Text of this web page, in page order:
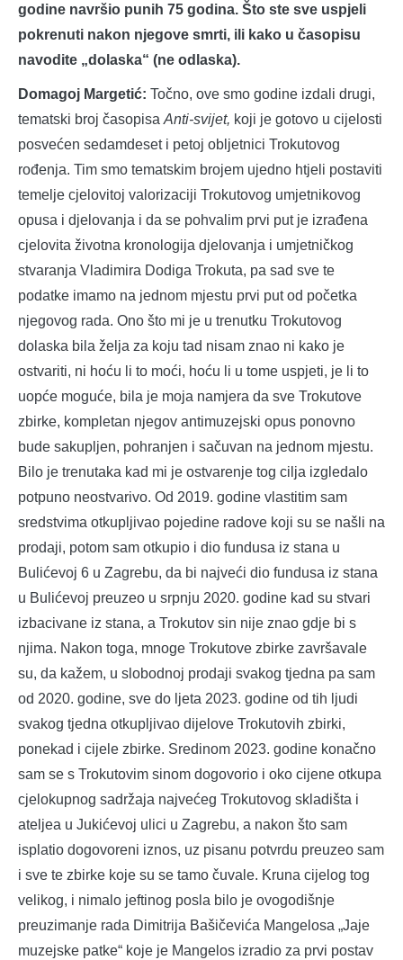
godine navršio punih 75 godina. Što ste sve uspjeli
pokrenuti nakon njegove smrti, ili kako u časopisu
navodite „dolaska“ (ne odlaska).
Domagoj Margetić: Točno, ove smo godine izdali drugi,
tematski broj časopisa Anti-svijet, koji je gotovo u cijelosti
posvećen sedamdeset i petoj obljetnici Trokutovog
rođenja. Tim smo tematskim brojem ujedno htjeli postaviti
temelje cjelovitoj valorizaciji Trokutovog umjetnikovog
opusa i djelovanja i da se pohvalim prvi put je izrađena
cjelovita životna kronologija djelovanja i umjetničkog
stvaranja Vladimira Dodiga Trokuta, pa sad sve te
podatke imamo na jednom mjestu prvi put od početka
njegovog rada. Ono što mi je u trenutku Trokutovog
dolaska bila želja za koju tad nisam znao ni kako je
ostvariti, ni hoću li to moći, hoću li u tome uspjeti, je li to
uopće moguće, bila je moja namjera da sve Trokutove
zbirke, kompletan njegov antimuzejski opus ponovno
bude sakupljen, pohranjen i sačuvan na jednom mjestu.
Bilo je trenutaka kad mi je ostvarenje tog cilja izgledalo
potpuno neostvarivo. Od 2019. godine vlastitim sam
sredstvima otkupljivao pojedine radove koji su se našli na
prodaji, potom sam otkupio i dio fundusa iz stana u
Bulićevoj 6 u Zagrebu, da bi najveći dio fundusa iz stana
u Bulićevoj preuzeo u srpnju 2020. godine kad su stvari
izbacivane iz stana, a Trokutov sin nije znao gdje bi s
njima. Nakon toga, mnoge Trokutove zbirke završavale
su, da kažem, u slobodnoj prodaji svakog tjedna pa sam
od 2020. godine, sve do ljeta 2023. godine od tih ljudi
svakog tjedna otkupljivao dijelove Trokutovih zbirki,
ponekad i cijele zbirke. Sredinom 2023. godine konačno
sam se s Trokutovim sinom dogovorio i oko cijene otkupa
cjelokupnog sadržaja najvećeg Trokutovog skladišta i
ateljea u Jukićevoj ulici u Zagrebu, a nakon što sam
isplatio dogovoreni iznos, uz pisanu potvrdu preuzeo sam
i sve te zbirke koje su se tamo čuvale. Kruna cijelog tog
velikog, i nimalo jeftinog posla bilo je ovogodišnje
preuzimanje rada Dimitrija Bašičevića Mangelosa „Jaje
muzejske patke“ koje je Mangelos izradio za prvi postav